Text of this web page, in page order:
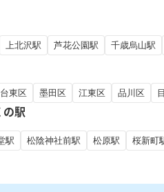
上北沢駅 芦花公園駅 千歳烏山駅
台東区 墨田区 江東区 品川区
の駅
駅 松陰神社前駅 松原駅 桜新町